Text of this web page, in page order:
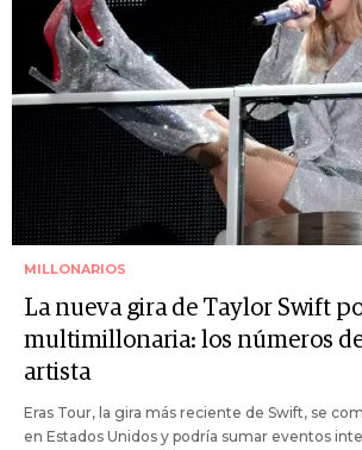
MILLONARIOS
La nueva gira de Taylor Swift
multimillonaria: los números
artista
Eras Tour, la gira más reciente de Swift, se
en Estados Unidos y podría sumar eventos